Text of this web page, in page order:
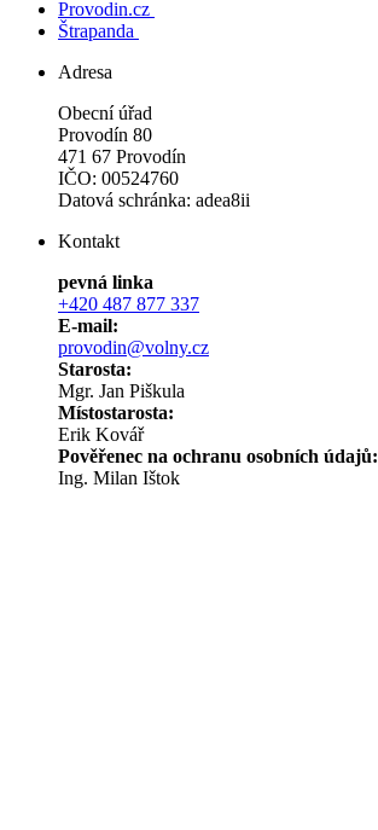
Provodin.cz
Štrapanda
Adresa
Obecní úřad
Provodín 80
471 67 Provodín
IČO: 00524760
Datová schránka: adea8ii
Kontakt
pevná linka
+420 487 877 337
E-mail:
provodin@volny.cz
Starosta:
Mgr. Jan Piškula
Místostarosta:
Erik Kovář
Pověřenec na ochranu osobních údajů:
Ing. Milan Ištok